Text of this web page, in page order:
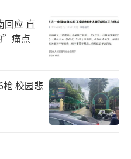
资
到处都是高楼大厦。
正的国际大都市。我
乘坐八号线地铁的时
地方。等疫情过去，
上海看看。我们长三
回应 直
”痛点
校园悲